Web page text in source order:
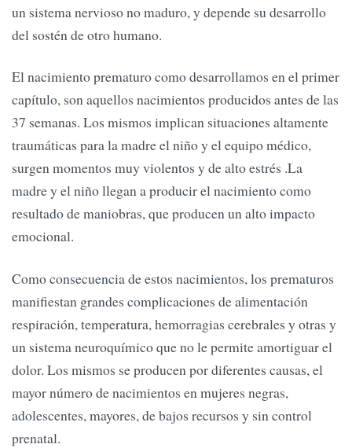
un sistema nervioso no maduro, y depende su desarrollo
del sostén de otro humano.
El nacimiento prematuro como desarrollamos en el primer
capítulo, son aquellos nacimientos producidos antes de las
37 semanas. Los mismos implican situaciones altamente
traumáticas para la madre el niño y el equipo médico,
surgen momentos muy violentos y de alto estrés .La
madre y el niño llegan a producir el nacimiento como
resultado de maniobras, que producen un alto impacto
emocional.
Como consecuencia de estos nacimientos, los prematuros
manifiestan grandes complicaciones de alimentación
respiración, temperatura, hemorragias cerebrales y otras y
un sistema neuroquímico que no le permite amortiguar el
dolor. Los mismos se producen por diferentes causas, el
mayor número de nacimientos en mujeres negras,
adolescentes, mayores, de bajos recursos y sin control
prenatal.